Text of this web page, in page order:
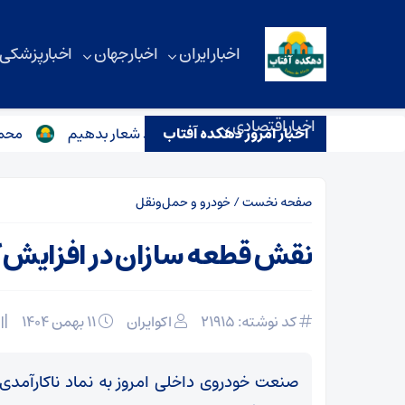
اخبار ایران اخبار جهان اخبار
اخبار اقتصادی
اخبار امروز دهکده آفتاب
مهدویان: پای ایران که وسط باشد باید شعار بدهیم محمد
صفحه نخست/خودرو و حمل‌و‌نقل
نقش قطعه سازان در
کد نوشته: 21915 اکوایران
صنعت خودروی داخلی امروز به نماد